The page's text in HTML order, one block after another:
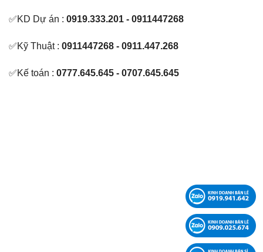
✅KD Dự án : 0919.333.201 - 0911447268
✅Kỹ Thuật : 0911447268 - 0911.447.268
✅Kế toán : 0777.645.645 - 0707.645.645